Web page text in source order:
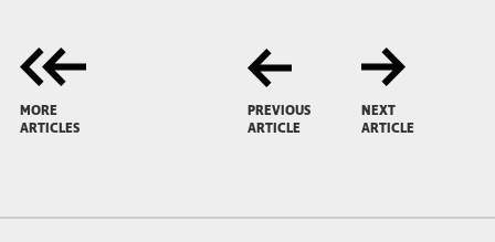
MORE
ARTICLES
PREVIOUS
ARTICLE
NEXT
ARTICLE